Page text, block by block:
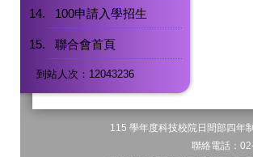
100申請入學招生
聯合會首頁
到站人次：12043236
115 學年度科技校院日間部四
聯絡電話